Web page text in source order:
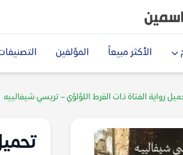
الأكثر مبيعاً المؤلفين
رواية الفتاة ذات القرط اللؤلؤي – تريسي شيفالييه